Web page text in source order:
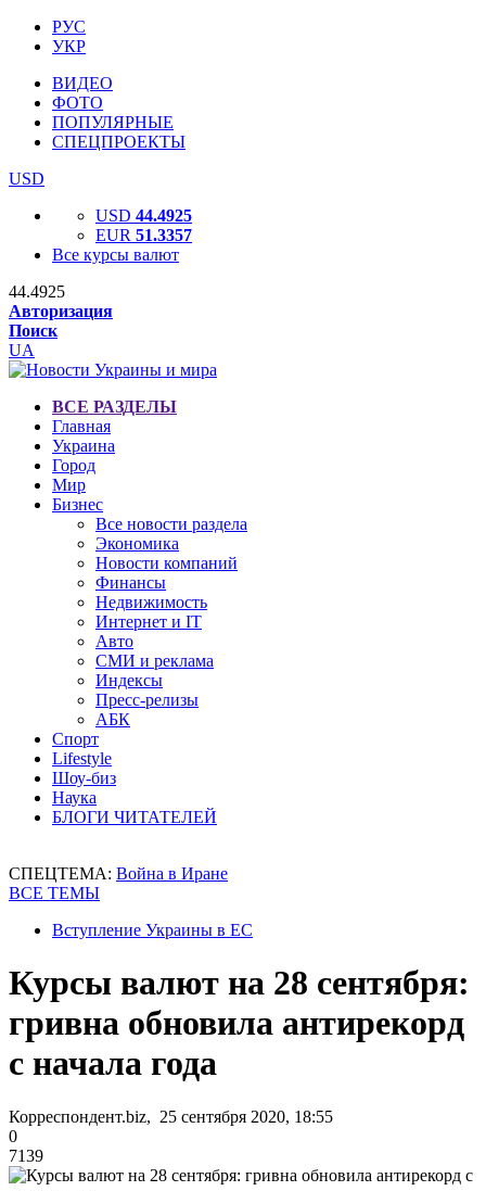
РУС
УКР
ВИДЕО
ФОТО
ПОПУЛЯРНЫЕ
СПЕЦПРОЕКТЫ
USD
USD 44.4925
EUR 51.3357
Все курсы валют
44.4925
Авторизация
Поиск
UA
ВСЕ РАЗДЕЛЫ
Главная
Украина
Город
Мир
Бизнес
Все новости раздела
Экономика
Новости компаний
Финансы
Недвижимость
Интернет и IT
Авто
СМИ и реклама
Индексы
Пресс-релизы
АБК
Спорт
Lifestyle
Шоу-биз
Наука
БЛОГИ ЧИТАТЕЛЕЙ
СПЕЦТЕМА: Война в Иране
ВСЕ ТЕМЫ
Вступление Украины в ЕС
Курсы валют на 28 сентября:
гривна обновила антирекорд
с начала года
Корреспондент.biz, 25 сентября 2020, 18:55
0
7139